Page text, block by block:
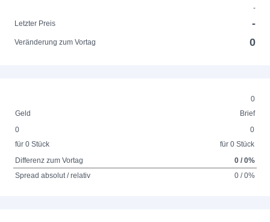
-
Letzter Preis
-
Veränderung zum Vortag 0
0
Geld
Brief
0
für 0 Stück
0
für 0 Stück
Differenz zum Vortag
0 / 0%
Spread absolut / relativ
0 / 0%